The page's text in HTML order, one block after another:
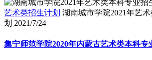
艺术类招生计划 湖南城市学院2021年艺
划 2021/7/24
集宁师范学院2020年内蒙古艺术类本科专